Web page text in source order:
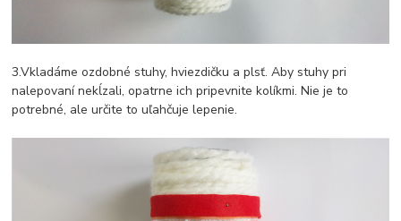
3.Vkladáme ozdobné stuhy, hviezdičku a plsť. Aby stuhy pri
nalepovaní nekĺzali, opatrne ich pripevnite kolíkmi. Nie je to
potrebné, ale určite to uľahčuje lepenie.